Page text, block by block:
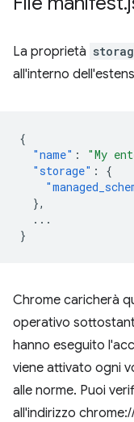
La proprietà
all'interno
{
"name" : "My
"storage" :
{
},
...
}
Chrome caricherà
operativo
hanno eseguito
viene attivato ogni
alle norme. Puoi
all'indirizzo